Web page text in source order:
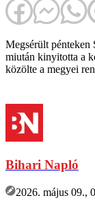
Megsérült pénteken
miután kinyitotta a
közölte a megyei
Bihari Napló
2026. május 09.,